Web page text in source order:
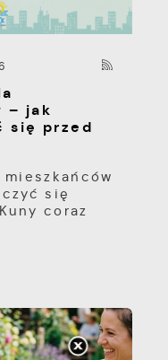
– jak
się przed
się
coraz